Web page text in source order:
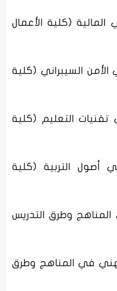
(كلية الأعمال
السيبراني (كلية
تقنيات التعليم (كلية
أصول التربية (كلية
وطرق التدريس
في المناهج وطرق